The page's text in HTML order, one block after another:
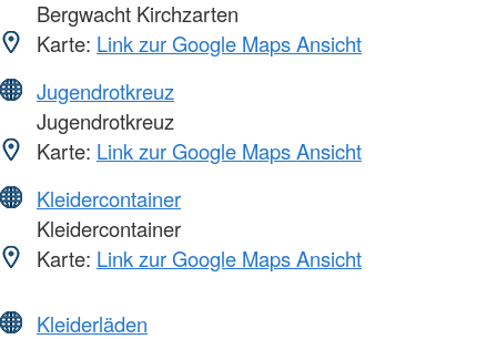
Bergwacht Kirchzarten
Karte: Link zur Google Maps Ansicht
Jugendrotkreuz
Jugendrotkreuz
Karte: Link zur Google Maps Ansicht
Kleidercontainer
Kleidercontainer
Karte: Link zur Google Maps Ansicht
Kleiderläden